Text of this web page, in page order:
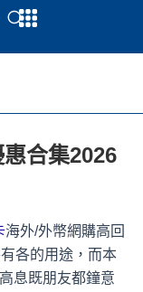
Open
合集2026
海外/外幣網購高回
各的用途，而本
息既朋友都鐘意